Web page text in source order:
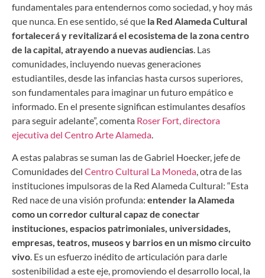
fundamentales para entendernos como sociedad, y hoy más
que nunca. En ese sentido, sé que la Red Alameda Cultural
fortalecerá y revitalizará el ecosistema de la zona centro
de la capital, atrayendo a nuevas audiencias . Las
comunidades, incluyendo nuevas generaciones
estudiantiles, desde las infancias hasta cursos superiores,
son fundamentales para imaginar un futuro empático e
informado. En el presente significan estimulantes desafíos
para seguir adelante”, comenta Roser Fort, directora
ejecutiva del Centro Arte Alameda
A estas palabras se suman las de Gabriel Hoecker, jefe de
Comunidades del Centro Cultural La Moneda, otra de las
instituciones impulsoras de la Red Alameda Cultural: “Esta
Red nace de una visión profunda: entender la Alameda
como un corredor cultural capaz de conectar
instituciones, espacios patrimoniales, universidades,
empresas, teatros, museos y barrios en un mismo circuito
vivo. Es un esfuerzo inédito de articulación para darle
sostenibilidad a este eje, promoviendo el desarrollo local, la